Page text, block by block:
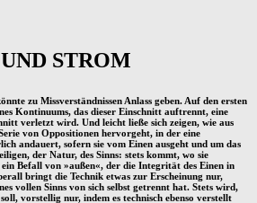
UND STROM
zu Missverständnissen Anlass geben. Auf den ersten
Kontinuums, das dieser Einschnitt auftrennt, eine
verletzt wird. Und leicht ließe sich zeigen, wie aus
von Oppositionen hervorgeht, in der eine
andauert, sofern sie vom Einen ausgeht und um das
der Natur, des Sinns: stets kommt, wo sie
Befall von »außen«, der die Integrität des Einen in
bringt die Technik etwas zur Erscheinung nur,
vollen Sinns von sich selbst getrennt hat. Stets wird,
vorstellig nur, indem es technisch ebenso verstellt